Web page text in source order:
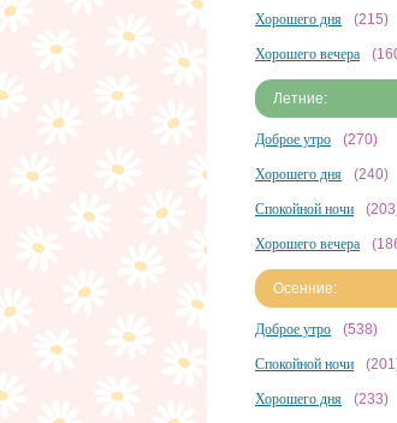
Хорошего дня (215)
Хорошего вечера
Летние:
Доброе утро (270)
Хорошего дня (240)
Спокойной ночи
Хорошего вечера
Осенние:
Доброе утро (538)
Спокойной ночи
Хорошего дня (233)